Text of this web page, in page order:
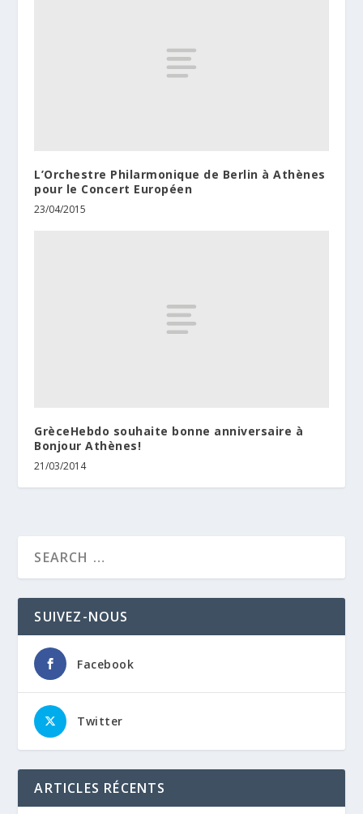
L’Orchestre Philarmonique de Berlin à Athènes
pour le Concert Européen
23/04/2015
GrèceHebdo souhaite bonne anniversaire à
Bonjour Athènes!
21/03/2014
SUIVEZ-NOUS
Facebook
Twitter
ARTICLES RÉCENTS